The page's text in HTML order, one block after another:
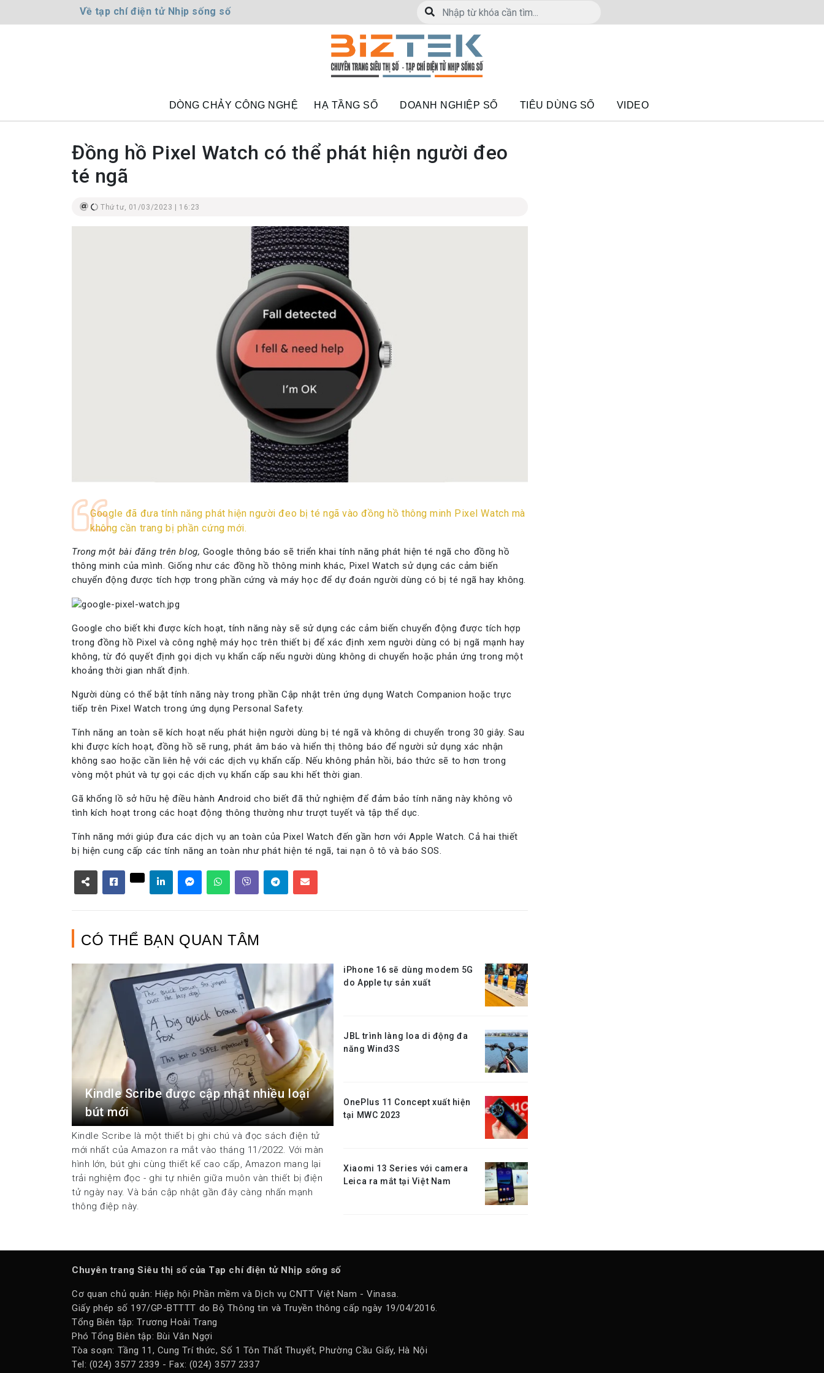
Về tạp chí điện tử Nhịp sống số
DÒNG CHẢY CÔNG NGHỆ HẠ TẦNG SỐ DOANH NGHIỆP SỐ TIÊU DÙNG SỐ VIDEO
Đồng hồ Pixel Watch có thể phát hiện người đeo
té ngã
Thứ tư, 01/03/2023 | 16:23
Google đã đưa tính năng phát hiện người đeo bị té ngã vào đồng hồ thông minh Pixel Watch mà
không cần trang bị phần cứng mới.
Trong một bài đăng trên blog, Google thông báo sẽ triển khai tính năng phát hiện té ngã cho đồng hồ
thông minh của mình. Giống như các đồng hồ thông minh khác, Pixel Watch sử dụng các cảm biến
chuyển động được tích hợp trong phần cứng và máy học để dự đoán người dùng có bị té ngã hay không.
Google cho biết khi được kích hoạt, tính năng này sẽ sử dụng các cảm biến chuyển động được tích hợp
trong đồng hồ Pixel và công nghệ máy học trên thiết bị để xác định xem người dùng có bị ngã mạnh hay
không, từ đó quyết định gọi dịch vụ khẩn cấp nếu người dùng không di chuyển hoặc phản ứng trong một
khoảng thời gian nhất định.
Người dùng có thể bật tính năng này trong phần Cập nhật trên ứng dụng Watch Companion hoặc trực
tiếp trên Pixel Watch trong ứng dụng Personal Safety.
Tính năng an toàn sẽ kích hoạt nếu phát hiện người dùng bị té ngã và không di chuyển trong 30 giây. Sau
khi được kích hoạt, đồng hồ sẽ rung, phát âm báo và hiển thị thông báo để người sử dụng xác nhận
không sao hoặc cần liên hệ với các dịch vụ khẩn cấp. Nếu không phản hồi, báo thức sẽ to hơn trong
vòng một phút và tự gọi các dịch vụ khẩn cấp sau khi hết thời gian.
Gã khổng lồ sở hữu hệ điều hành Android cho biết đã thử nghiệm để đảm bảo tính năng này không vô
tình kích hoạt trong các hoạt động thông thường như trượt tuyết và tập thể dục.
Tính năng mới giúp đưa các dịch vụ an toàn của Pixel Watch đến gần hơn với Apple Watch. Cả hai thiết
bị hiện cung cấp các tính năng an toàn như phát hiện té ngã, tai nạn ô tô và báo SOS.
CÓ THỂ BẠN QUAN TÂM
Kindle Scribe được cập nhật nhiều loại
bút mới
Kindle Scribe là một thiết bị ghi chú và đọc sách điện tử
mới nhất của Amazon ra mắt vào tháng 11/2022. Với màn
hình lớn, bút ghi cùng thiết kế cao cấp, Amazon mang lại
trải nghiệm đọc - ghi tự nhiên giữa muôn vàn thiết bị điện
tử ngày nay. Và bản cập nhật gần đây càng nhấn mạnh
thông điệp này.
iPhone 16 sẽ dùng modem 5G
do Apple tự sản xuất
JBL trình làng loa di động đa
năng Wind3S
OnePlus 11 Concept xuất hiện
tại MWC 2023
Xiaomi 13 Series với camera
Leica ra mắt tại Việt Nam
Chuyên trang Siêu thị số của Tạp chí điện tử Nhịp sống số
Cơ quan chủ quản: Hiệp hội Phần mềm và Dịch vụ CNTT Việt Nam - Vinasa.
Giấy phép số 197/GP-BTTTT do Bộ Thông tin và Truyền thông cấp ngày 19/04/2016.
Tổng Biên tập: Trương Hoài Trang
Phó Tổng Biên tập: Bùi Văn Ngợi
Tòa soạn: Tầng 11, Cung Trí thức, Số 1 Tôn Thất Thuyết, Phường Cầu Giấy, Hà Nội
Tel: (024) 3577 2339 - Fax: (024) 3577 2337